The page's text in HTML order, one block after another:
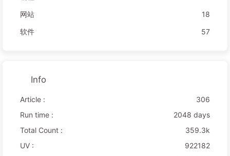
网站
18
软件
57
Info
Article :
306
Run time :
2048 days
Total Count :
359.3k
UV :
922182